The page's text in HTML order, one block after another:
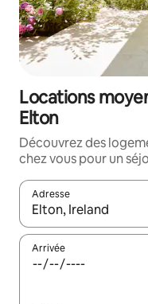
Locations
Elton
Découvrez des
chez vous pour un
Adresse
Lorsque les résultats
Arrivée